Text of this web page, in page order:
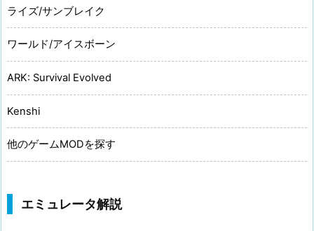
ライズ/サンブレイク
ワールド/アイスボーン
ARK: Survival Evolved
Kenshi
他のゲームMODを探す
エミュレータ解説